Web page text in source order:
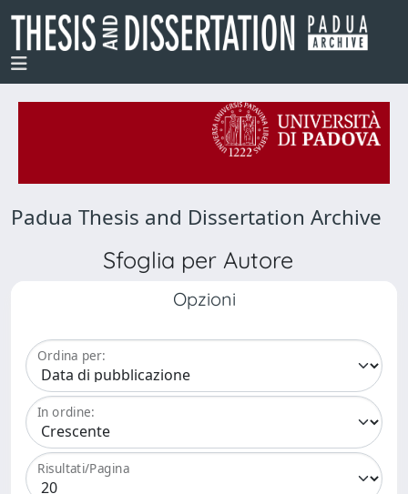
Padua Thesis and Dissertation Archive
Sfoglia per Autore
Opzioni
Ordina per:
In ordine:
Risultati/Pagina